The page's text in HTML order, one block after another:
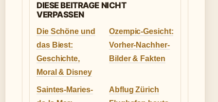
DIESE BEITRAGE NICHT
VERPASSEN
Die Schöne und
das Biest:
Geschichte,
Moral & Disney
Ozempic-Gesicht:
Vorher-Nachher-
Bilder & Fakten
Saintes-Maries-
Abflug Zürich